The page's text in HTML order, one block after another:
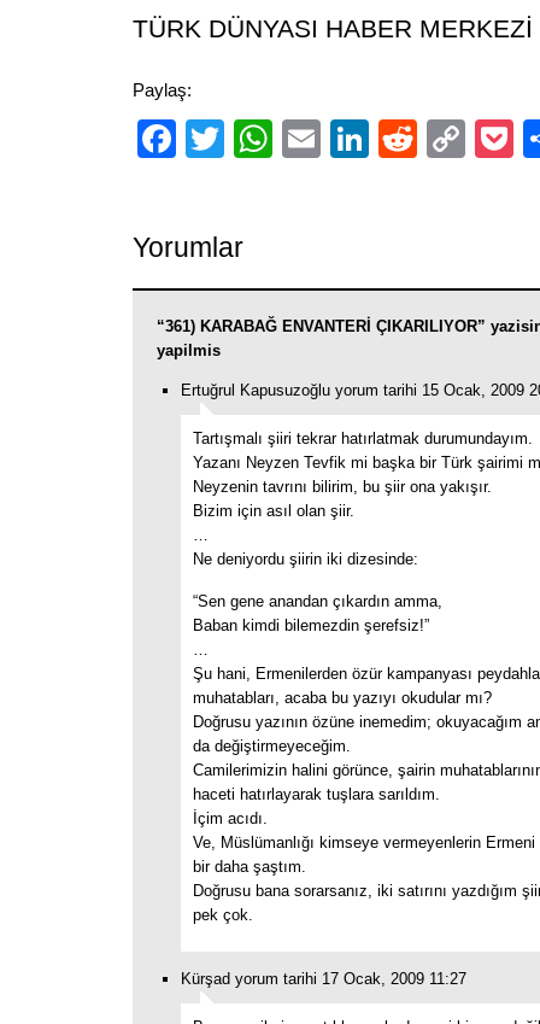
TÜRK DÜNYASI HABER MERKEZİ
Paylaş:
Facebook
TwitterWhatsApp
EmailLinkedIn
Reddit
Yorumlar
“361) KARABAĞ ENVANTERİ ÇIKARILIYOR”
yapilmis
Ertuğrul Kapusuzoğlu yorum tarihi 15 Ocak, 2009
Tartışmalı şiiri tekrar hatırlatmak durumundayım.
Yazanı Neyzen Tevfik mi başka bir Türk şairimi
Neyzenin tavrını bilirim, bu şiir ona yakışır.
Bizim için asıl olan şiir.
…
Ne deniyordu şiirin iki dizesinde:
“Sen gene anandan çıkardın amma,
Baban kimdi bilemezdin şerefsiz!”
…
Şu hani, Ermenilerden özür kampanyası
muhatabları, acaba bu yazıyı okudular mı?
Doğrusu yazının özüne inemedim; okuyacağım
da değiştirmeyeceğim.
Camilerimizin halini görünce, şairin
haceti hatırlayarak tuşlara sarıldım.
İçim acıdı.
Ve, Müslümanlığı kimseye vermeyenlerin Ermeni
bir daha şaştım.
Doğrusu bana sorarsanız, iki satırını yazdığım
pek çok.
Kürşad yorum tarihi 17 Ocak, 2009 11:27